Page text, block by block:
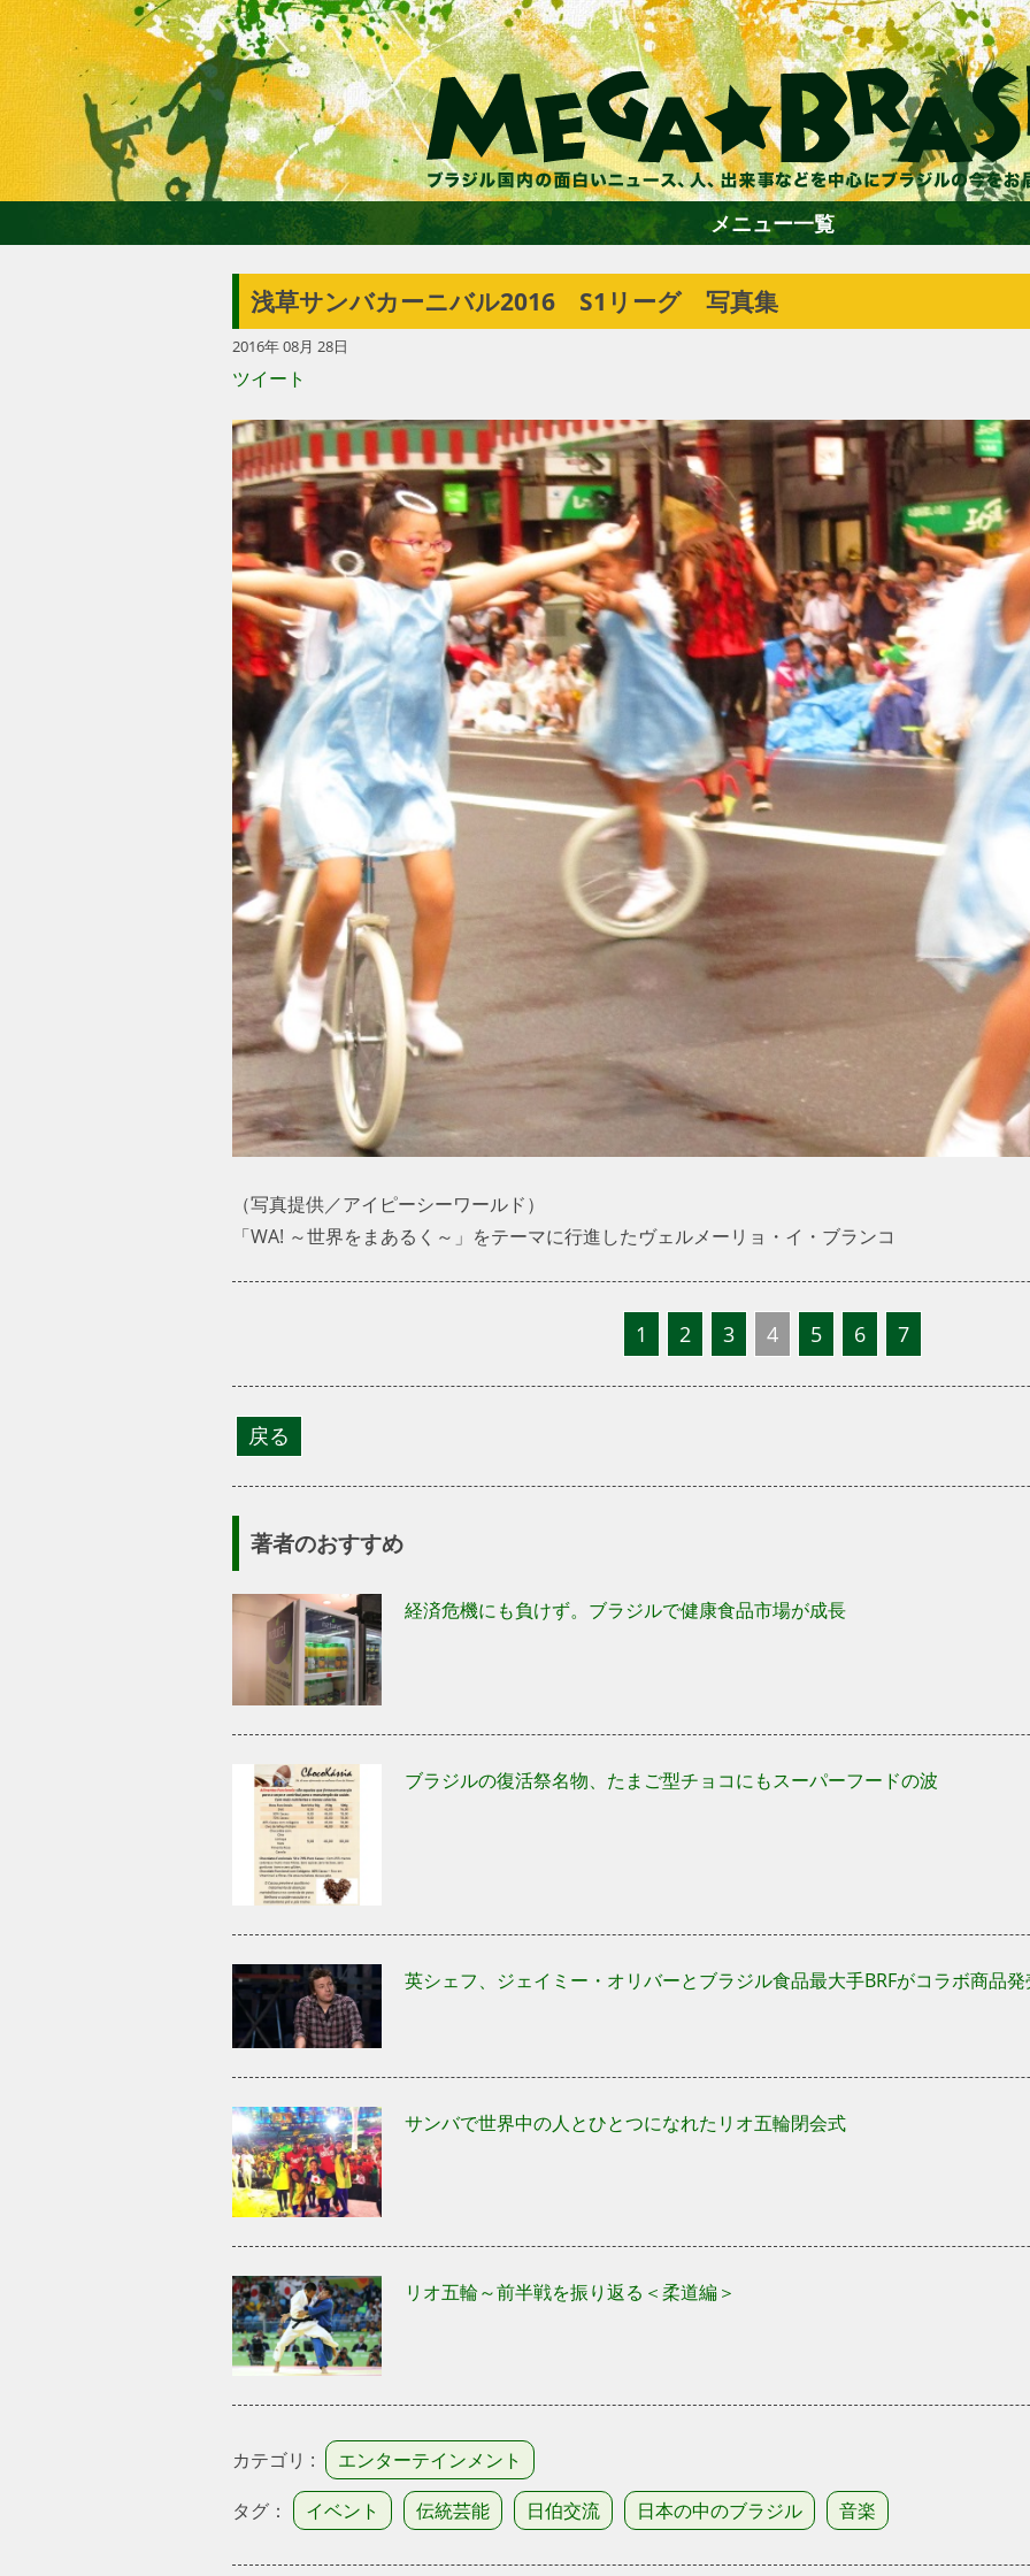
ホーム
エンターテイメント
グルメ
トラベル
サッカー
PEOPLE
ビジネス
コラム
メニュー一覧
浅草サンバカーニバル2016 S1リーグ 写真集
2016年 08月 28日
ツイート
（写真提供／アイピーシーワールド）
「WA! ～世界をまあるく～」をテーマに行進したヴェルメーリョ・イ・ブランコ
1 2 3 4 5 6 7
著者のおすすめ
経済危機にも負けず。ブラジルで健康食品市場が成長
ブラジルの復活祭名物、たまご型チョコにもスーパーフードの波
英シェフ、ジェイミー・オリバーとブラジル食品最大手BRFがコラボ商品
サンバで世界中の人とひとつになれたリオ五輪閉会式
リオ五輪～前半戦を振り返る＜柔道編＞
カテゴリ : エンターテインメント
タグ： イベント 伝統芸能 日伯交流 日本の中のブラジル 音楽